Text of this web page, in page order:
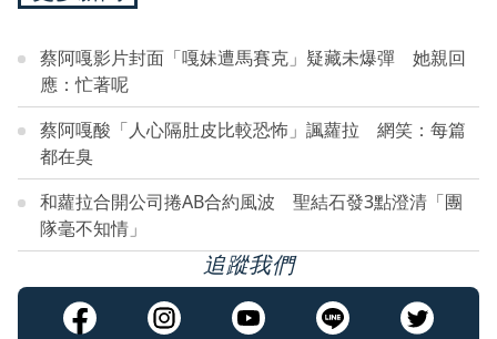
蔡阿嘎影片封面「嘎妹遭馬賽克」疑藏未爆彈 她親回
應：忙著呢
蔡阿嘎酸「人心隔肚皮比較恐怖」諷蘿拉 網笑：每篇
都在臭
和蘿拉合開公司捲AB合約風波 聖結石發3點澄清「團
隊毫不知情」
追蹤我們